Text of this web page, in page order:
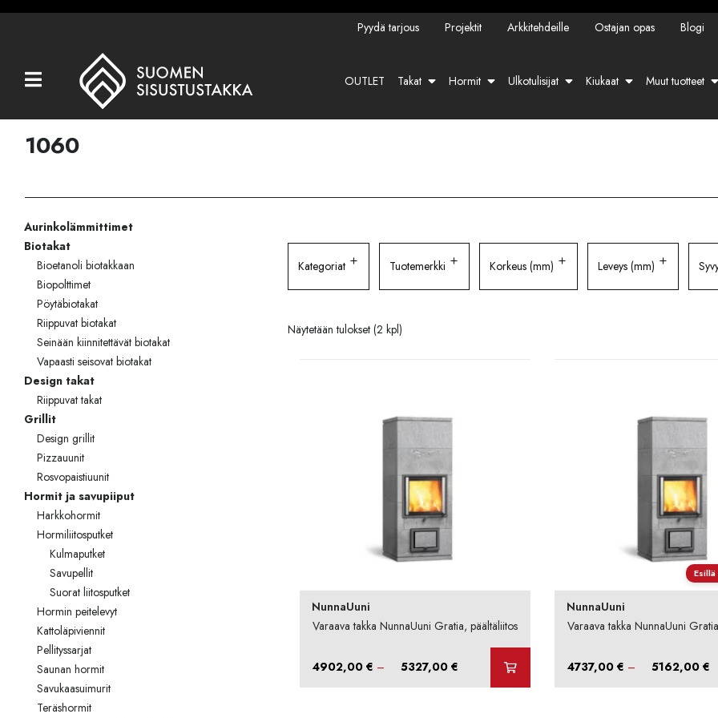
Kaikki tuotteet
Takat
Hormit
Ulkotulisijat
Kiukaat
Muut tuotteet
Palvelut
Kampanjat
Yhteystiedot
Pyydä tarjous
Projektit
Arkkitehdeille
Ostajan opas
Blogi
Yrityksemme
FAQ
Pyydä tarjous Projektit Arkkitehdeille Ostajan opas Blogi
OUTLET Takat Hormit Ulkotulisijat Kiukaat Muut tuotteet
1060
Aurinkolämmittimet
Biotakat
Bioetanoli biotakkaan
Biopolttimet
Pöytäbiotakat
Riippuvat biotakat
Seinään kiinnitettävät biotakat
Vapaasti seisovat biotakat
Design takat
Riippuvat takat
Grillit
Design grillit
Pizzauunit
Rosvopaistiuunit
Hormit ja savupiiput
Harkkohormit
Hormiliitosputket
Kulmaputket
Savupellit
Suorat liitosputket
Hormin peitelevyt
Kattoläpiviennit
Pellityssarjat
Saunan hormit
Savukaasuimurit
Teräshormit
Kategoriat Tuotemerkki Korkeus (mm) Leveys (mm)
Näytetään tulokset (2 kpl)
NunnaUuni
Varaava takka NunnaUuni Gratia, päältäliitos
4902,00 € – 5327,00 €Hintaluokka:
Esillä
NunnaUuni
Varaava takka NunnaUuni
4737,00 € – 5162,00 €